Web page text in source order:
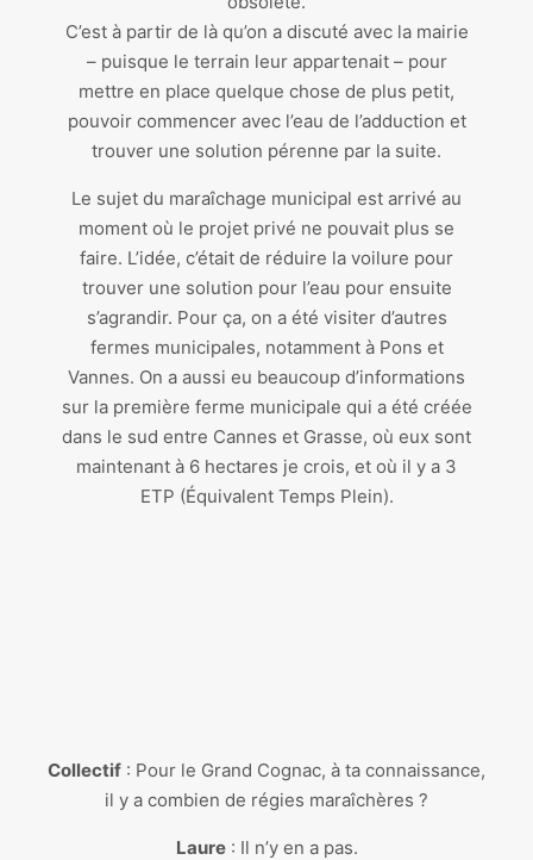
C’est à partir de là qu’on a discuté avec la mairie
– puisque le terrain leur appartenait – pour
mettre en place quelque chose de plus petit,
pouvoir commencer avec l’eau de l’adduction et
trouver une solution pérenne par la suite.
Le sujet du maraîchage municipal est arrivé au
moment où le projet privé ne pouvait plus se
faire. L’idée, c’était de réduire la voilure pour
trouver une solution pour l’eau pour ensuite
s’agrandir. Pour ça, on a été visiter d’autres
fermes municipales, notamment à Pons et
Vannes. On a aussi eu beaucoup d’informations
sur la première ferme municipale qui a été créée
dans le sud entre Cannes et Grasse, où eux sont
maintenant à 6 hectares je crois, et où il y a 3
ETP (Équivalent Temps Plein).
Collectif : Pour le Grand Cognac, à ta connaissance,
il y a combien de régies maraîchères ?
Laure: Il n’y en a pas.